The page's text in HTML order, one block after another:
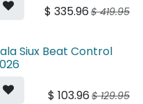
$ 335.96 $419.95
Siux Beat Control
$ 103.96 $129.95